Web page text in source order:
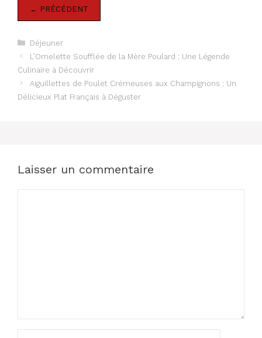
← PRÉCÉDENT
Catégories
Déjeuner
L’Omelette Soufflée de la Mère Poulard : Une Légende
Culinaire à Découvrir
Aiguillettes de Poulet Crémeuses aux Champignons : Un
Délicieux Plat Français à Déguster
Laisser un commentaire